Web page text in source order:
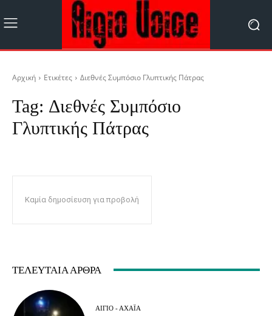
Αρχική Ετικέτες Διεθνές Συμπόσιο Γλυπτικής Πάτρας
Tag: Διεθνές Συμπόσιο
Γλυπτικής Πάτρας
Καμία δημοσίευση για προβολή
ΤΕΛΕΥΤΑΊΑ ΆΡΘΡΑ
ΑΊΓΙΟ - ΑΧΑΪ́Α